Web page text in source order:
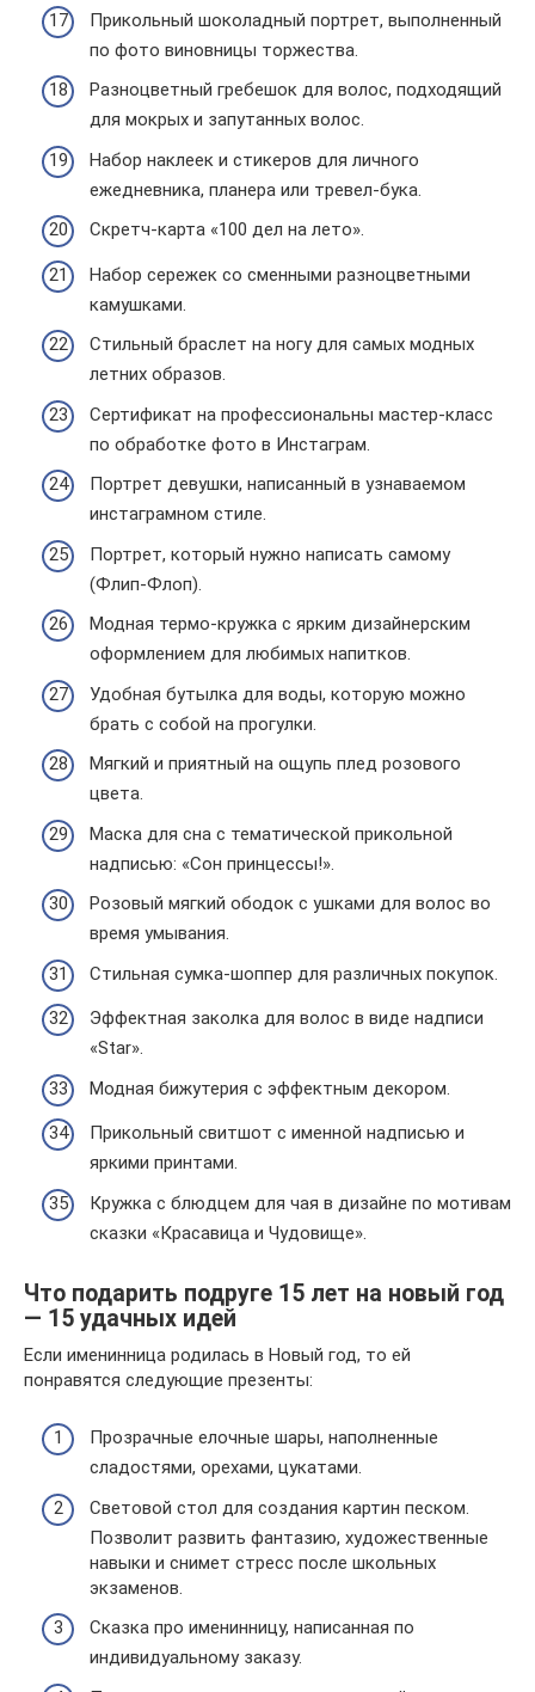
Прикольный шоколадный портрет, выполненный
по фото виновницы торжества.
Разноцветный гребешок для волос, подходящий
для мокрых и запутанных волос.
Набор наклеек и стикеров для личного
ежедневника, планера или тревел-бука.
Скретч-карта «100 дел на лето».
Набор сережек со сменными разноцветными
камушками.
Стильный браслет на ногу для самых модных
летних образов.
Сертификат на профессиональны мастер-класс
по обработке фото в Инстаграм.
Портрет девушки, написанный в узнаваемом
инстаграмном стиле.
Портрет, который нужно написать самому
(Флип-Флоп).
Модная термо-кружка с ярким дизайнерским
оформлением для любимых напитков.
Удобная бутылка для воды, которую можно
брать с собой на прогулки.
Мягкий и приятный на ощупь плед розового
цвета.
Маска для сна с тематической прикольной
надписью: «Сон принцессы!».
Розовый мягкий ободок с ушками для волос во
время умывания.
Стильная сумка-шоппер для различных покупок.
Эффектная заколка для волос в виде надписи
«Star».
Модная бижутерия с эффектным декором.
Прикольный свитшот с именной надписью и
яркими принтами.
Кружка с блюдцем для чая в дизайне по мотивам
сказки «Красавица и Чудовище».
Что подарить подруге 15 лет на новый год
— 15 удачных идей
Если именинница родилась в Новый год, то ей
понравятся следующие презенты:
Прозрачные елочные шары, наполненные
сладостями, орехами, цукатами.
Световой стол для создания картин песком.
Позволит развить фантазию, художественные
навыки и снимет стресс после школьных
экзаменов.
Сказка про именинницу, написанная по
индивидуальному заказу.